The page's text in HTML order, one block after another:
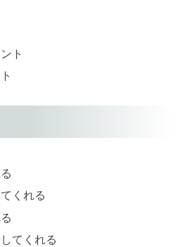
ト
くれる
てくれる